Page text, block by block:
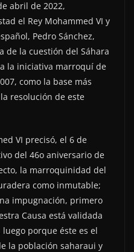
abril de 2022,
el Rey Mohammed VI y
Pedro Sánchez,
de la cuestión del Sáhara
la iniciativa marroquí de
como la base más
resolución de este
VI precisó, el 6 de
del 46o aniversario de
la marroquinidad del
como inmutable;
impugnación, primero
Causa está validada
porque éste es el
la población saharaui y